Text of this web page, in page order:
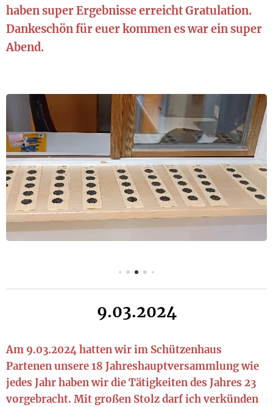
haben super Ergebnisse erreicht Gratulation.
Dankeschön für euer kommen es war ein super
Abend.
9.03.2024
Am 9.03.2024 hatten wir im Schützenhaus
Partenen unsere 18 Jahreshauptversammlung wie
jedes Jahr haben wir die Tätigkeiten des Jahres 23
vorgebracht. Mit großen Stolz darf ich verkünden